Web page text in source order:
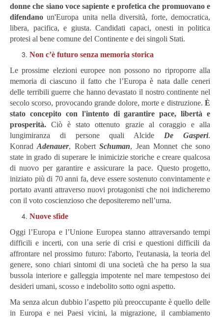
donne che siano voce sapiente e profetica che promuovano e
difendanoun'Europa unita nella diversità, forte, democratica,
libera, pacifica, e giusta. Candidati capaci, onesti in politica
protesi al bene comune del Continente e dei singoli Stati.
Non c’è futuro senza memoria storica
Le prossime elezioni europee non possono no riproporre alla
memoria di ciascuno il fatto che l’Europa è nata dalle ceneri
delle terribili guerre che hanno devastato il nostro continente nel
secolo scorso, provocando grande dolore, morte e distruzione. È
stato concepito con l'intento di garantire pace, libertà e
prosperità. Ciò è stato ottenuto grazie al coraggio e alla
lungimiranza di persone quali Alcide De Gasperi.
KonradAdenauer, RobertSchuman, Jean Monnet che sono
state in grado di superare le inimicizie storiche e creare qualcosa
di nuovo per garantire e assicurare la pace. Questo progetto,
iniziato più di 70 anni fa, deve essere sostenuto convintamente e
portato avanti attraverso nuovi protagonisti che noi indicheremo
con il voto coscienzioso che depositeremo nell’urna.
Nuove sfide
Oggi l’Europa e l’Unione Europea stanno attraversando tempi
difficili e incerti, con una serie di crisi e questioni difficili da
affrontare nel prossimo futuro: l'aborto, l'eutanasia, la teoria del
genere, sono chiari sintomi di una società che ha perso la sua
bussola interiore e galleggia impotente nel mare tempestoso dei
desideri umani, scosso e indebolito sotto ogni aspetto.
Ma senza alcun dubbio l’aspetto più preoccupante è quello delle
in Europa e nei Paesi vicini, la migrazione, il cambiamento